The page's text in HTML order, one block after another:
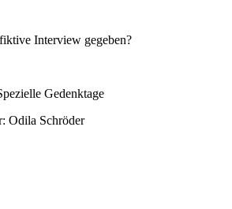
Interview gegeben?
Gedenktage
Odila Schröder